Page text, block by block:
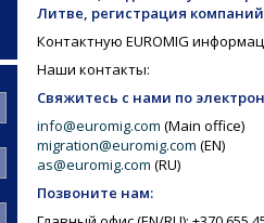
Литве, регистрация
Контактную EUROMIG
Наши контакты:
Свяжитесь с нами по
info@euromig.com (Main office)
migration@euromig.com (EN)
as@euromig.com (RU)
Позвоните нам: